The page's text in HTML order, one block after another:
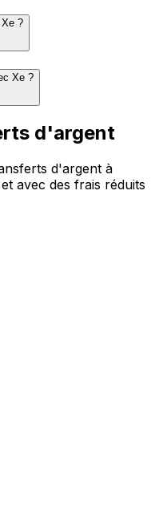
?
Xe ?
d'argent
d'argent à
avec des frais réduits